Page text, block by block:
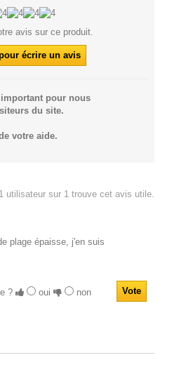
avis sur ce produit.
écrire un avis
pour nous
du site.
votre aide.
1 utilisateur sur 1 trouve cet avis utile.
plage épaisse, j'en suis
? oui non